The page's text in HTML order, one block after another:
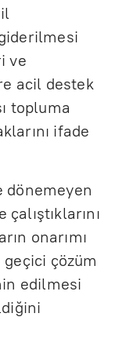
giderilmesi
ve
acil destek
topluma
ifade
dönemeyen
onarımı
çözüm
edilmesi